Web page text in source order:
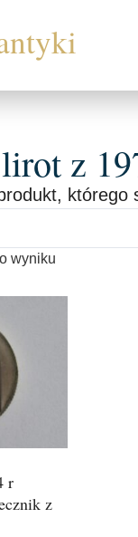
z
którego
wyniku
r
z